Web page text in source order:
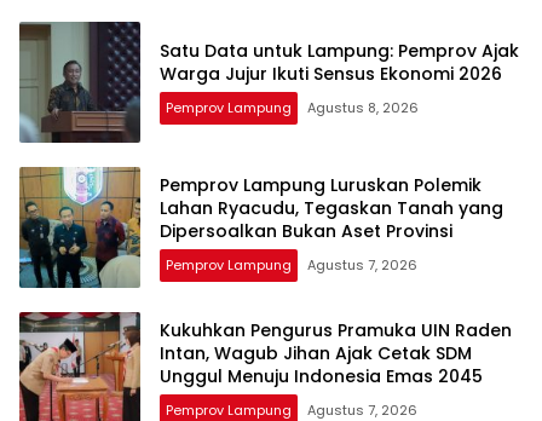
Satu Data untuk Lampung: Pemprov Ajak
Warga Jujur Ikuti Sensus Ekonomi 2026
Pemprov Lampung Agustus 8, 2026
Pemprov Lampung Luruskan Polemik
Lahan Ryacudu, Tegaskan Tanah yang
Dipersoalkan Bukan Aset Provinsi
Pemprov Lampung Agustus 7, 2026
Kukuhkan Pengurus Pramuka UIN Raden
Intan, Wagub Jihan Ajak Cetak SDM
Unggul Menuju Indonesia Emas 2045
Pemprov Lampung Agustus 7, 2026